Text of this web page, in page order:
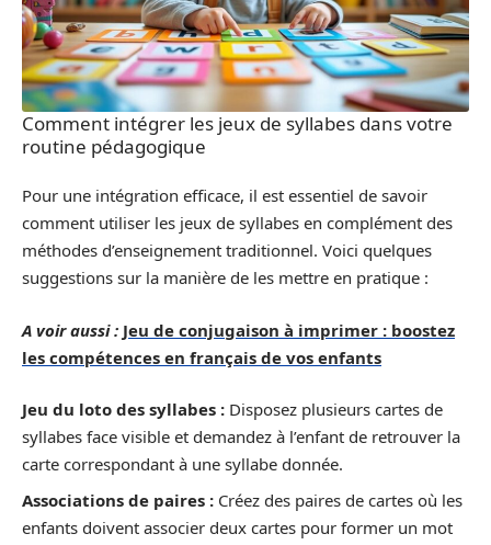
Comment intégrer les jeux de syllabes dans votre
routine pédagogique
Pour une intégration efficace, il est essentiel de savoir
comment utiliser les jeux de syllabes en complément des
méthodes d’enseignement traditionnel. Voici quelques
suggestions sur la manière de les mettre en pratique :
A voir aussi : Jeu de conjugaison à imprimer : boostez
les compétences en français de vos enfants
Jeu du loto des syllabes : Disposez plusieurs cartes de
syllabes face visible et demandez à l’enfant de retrouver la
carte correspondant à une syllabe donnée.
Associations de paires : Créez des paires de cartes où les
enfants doivent associer deux cartes pour former un mot